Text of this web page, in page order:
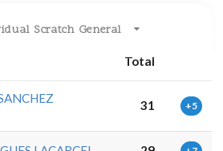
Scratch General
Total
31 +5